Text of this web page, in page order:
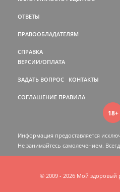
ОТВЕТЫ
ПРАВООБЛАДАТЕЛЯМ
СПРАВКА
ВЕРСИИ/ОПЛАТА
ЗАДАТЬ ВОПРОС КОНТАКТЫ
СОГЛАШЕНИЕ ПРАВИЛА
18+
Информация предоставляется
Не занимайтесь самолечением.
© 2009 - 2026 Мой